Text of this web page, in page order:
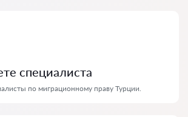
специалиста
по миграционному праву Турции.